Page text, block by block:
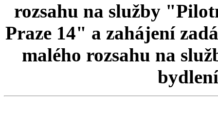
rozsahu na služby
Praze 14" a zahájení
malého rozsahu na